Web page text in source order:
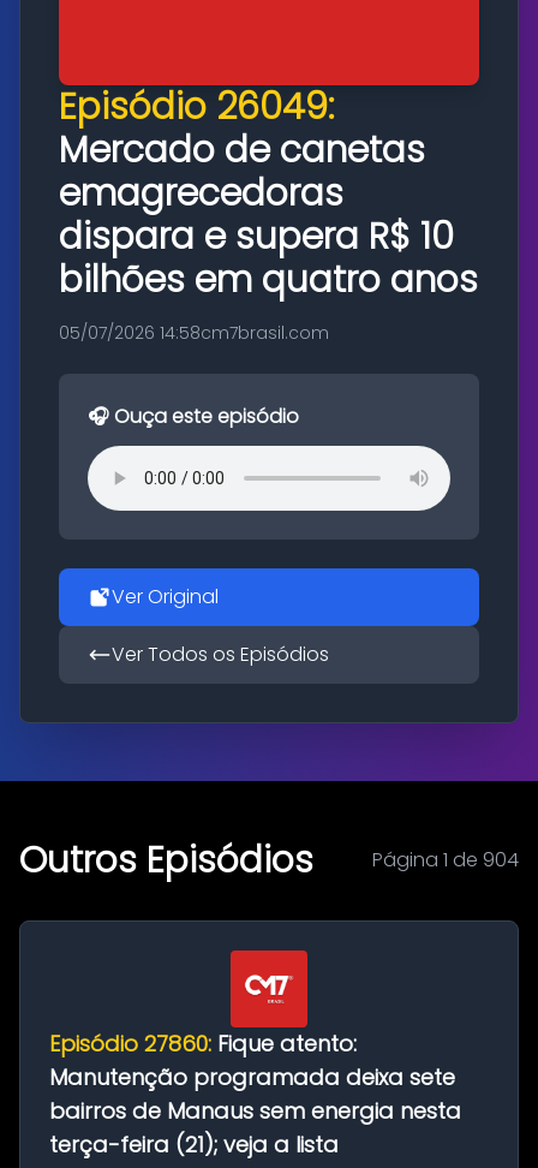
Episódio 26049:
Mercado de canetas
emagrecedoras
dispara e supera R$ 10
bilhões em quatro anos
05/07/2026 14:58cm7brasil.com
🎧 Ouça este episódio
Ver Original
Ver Todos os Episódios
Outros Episódios Página 1 de 904
Episódio 27860: Fique atento:
Manutenção programada deixa sete
bairros de Manaus sem energia nesta
terça-feira (21); veja a lista